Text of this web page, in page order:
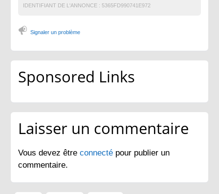
IDENTIFIANT DE L'ANNONCE : 5365FD990741E972
Signaler un problème
Sponsored Links
Laisser un commentaire
Vous devez êtreconnecté pour publier un
commentaire.